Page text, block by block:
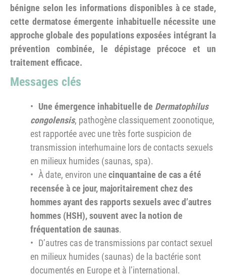
bénigne selon les informations disponibles à ce stade,
cette dermatose émergente inhabituelle nécessite une
approche globale des populations exposées intégrant la
prévention combinée, le dépistage précoce et un
traitement efficace.
Messages clés
Une émergence inhabituelle de Dermatophilus
congolensis, pathogène classiquement zoonotique,
est rapportée avec une très forte suspicion de
transmission interhumaine lors de contacts sexuels
en milieux humides (saunas, spa).
À date, environ unecinquantaine de cas a été
recensée à ce jour, majoritairement chez des
hommes ayant des rapports sexuels avec d’autres
hommes (HSH), souvent avec la notion de
fréquentation de saunas.
D’autres cas de transmissions par contact sexuel
en milieux humides (saunas) de la bactérie sont
documentés en Europe et à l’international.